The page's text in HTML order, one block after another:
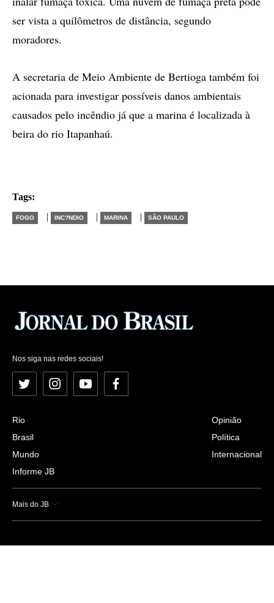
ser vista a quilômetros de distância, segundo
moradores.
A secretaria de Meio Ambiente de Bertioga também foi
acionada para investigar possíveis danos ambientais
causados pelo incêndio já que a marina é localizada à
beira do rio Itapanhaú.
Tags:
FOGO | INC?NDIO | MARINA | SÃO PAULO
Nos siga nas redes sociais!
Twitter InstagramYouTubeFacebook
Rio
Brasil
Mundo
Informe JB
Opinião
Política
Internacional
Mais do JB
Esportes